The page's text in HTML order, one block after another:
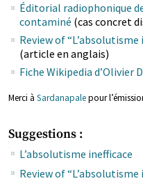
Éditorial radiophonique
contaminé (cas concret
Review of
(article en anglais)
Fiche Wikipedia d’Olivier
Merci à Sardanapalepour
Suggestions :
L’absolutisme inefficace
Review of